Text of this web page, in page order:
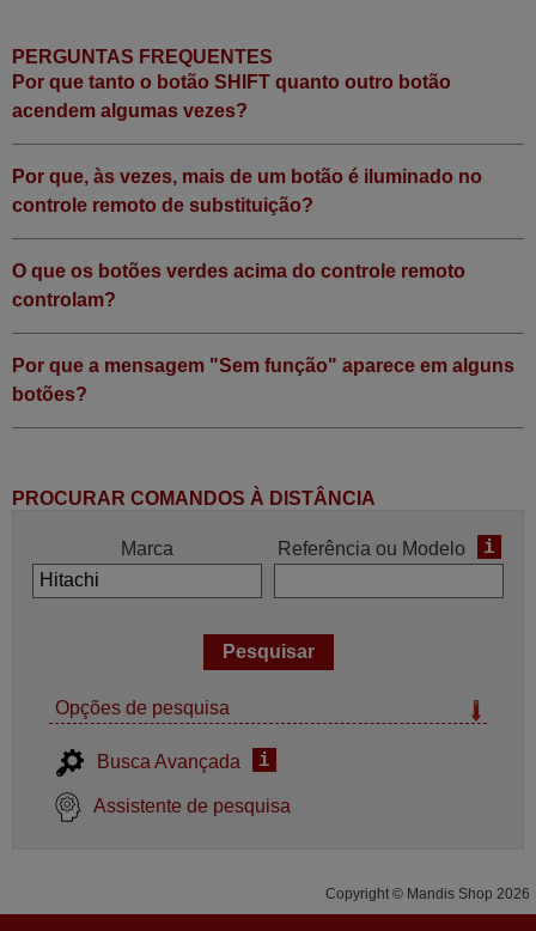
PERGUNTAS FREQUENTES
Por que tanto o botão SHIFT quanto outro botão
acendem algumas vezes?
Por que, às vezes, mais de um botão é iluminado no
controle remoto de substituição?
O que os botões verdes acima do controle remoto
controlam?
Por que a mensagem "Sem função" aparece em alguns
botões?
PROCURAR COMANDOS À DISTÂNCIA
Marca Referência ou Modelo i
Opções de pesquisa
Busca Avançada i
Assistente de pesquisa
Copyright © Mandis Shop 2026